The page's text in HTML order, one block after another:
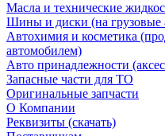
Масла и технические
Шины и диски (на грузовые
Автохимия и косметика
автомобилем)
Авто принадлежности
Запасные части для ТО
Оригинальные запчасти
О Компании
Реквизиты (скачать)